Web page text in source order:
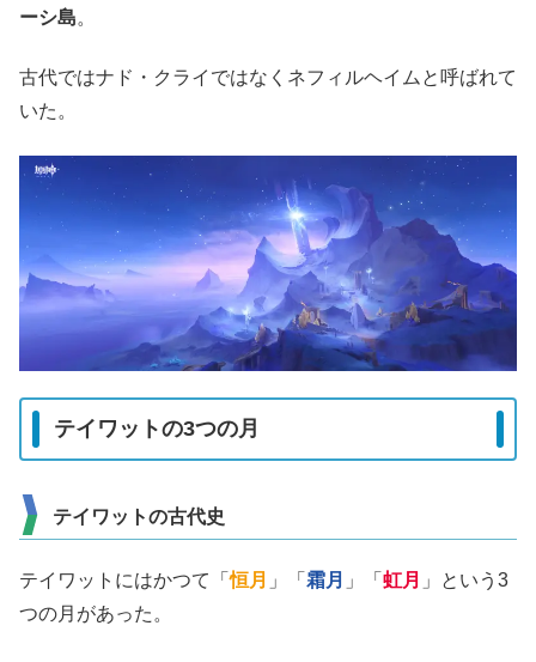
ーシ島。
古代ではナド・クライではなくネフィルヘイムと呼ばれて
いた。
テイワットの3つの月
テイワットの古代史
テイワットにはかつて「恒月 」「 霜月 」「 虹月 」という3
つの月があった。